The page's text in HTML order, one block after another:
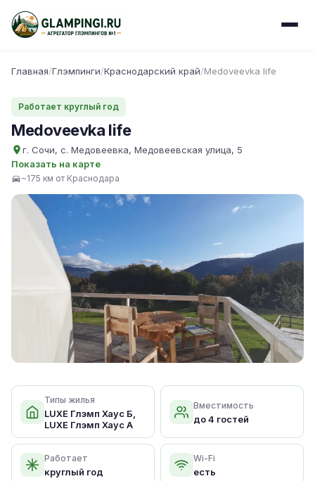
Главная/Глэмпинги/Краснодарский край/Medoveevka life
Работает круглый год
Medoveevka life
г. Сочи, с. Медовеевка, Медовеевская улица, 5
Показать на карте
~175 км от Краснодара
Типы жилья
LUXE Глэмп Хаус Б,
LUXE Глэмп Хаус А
Вместимость
до 4 гостей
Работает
круглый год
Wi-Fi
есть